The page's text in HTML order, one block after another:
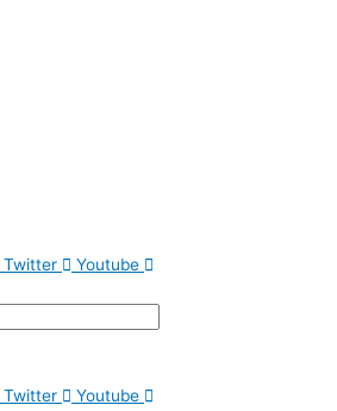
Twitter Youtube
Twitter Youtube